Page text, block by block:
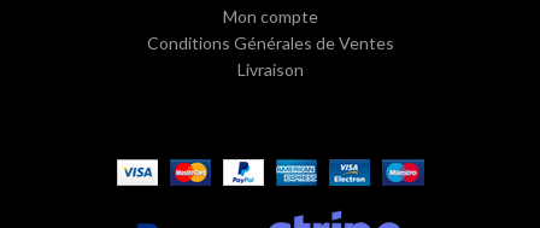
Mon compte
Conditions Générales de Ventes
Livraison